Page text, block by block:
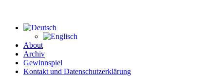
About
Archiv
Gewinnspiel
Kontakt und Datenschutzerklärung